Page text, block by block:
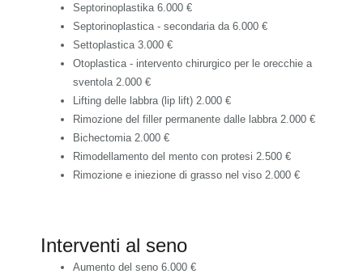
Septorinoplastika 6.000 €
Septorinoplastica - secondaria da 6.000 €
Settoplastica 3.000 €
Otoplastica - intervento chirurgico per le orecchie a
sventola 2.000 €
Lifting delle labbra (lip lift) 2.000 €
Rimozione del filler permanente dalle labbra 2.000 €
Bichectomia 2.000 €
Rimodellamento del mento con protesi 2.500 €
Rimozione e iniezione di grasso nel viso 2.000 €
Interventi al seno
Aumento del seno 6.000 €